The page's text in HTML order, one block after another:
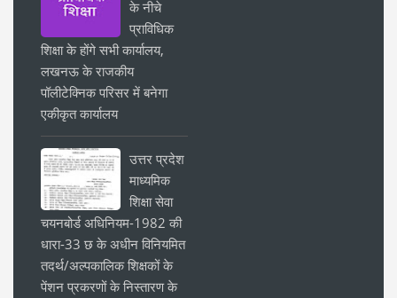
के नीचे
प्राविधिक
शिक्षा के होंगे सभी कार्यालय,
लखनऊ के राजकीय
पॉलीटेक्निक परिसर में बनेगा
एकीकृत कार्यालय
उत्तर प्रदेश
माध्यमिक
शिक्षा सेवा
चयनबोर्ड अधिनियम-1982 की
धारा-33 छ के अधीन विनियमित
तदर्थ/अल्पकालिक शिक्षकों के
पेंशन प्रकरणों के निस्तारण के